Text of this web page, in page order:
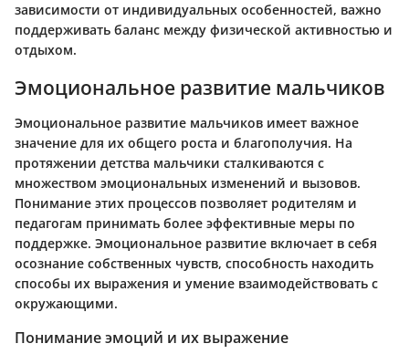
зависимости от индивидуальных особенностей, важно
поддерживать баланс между физической активностью и
отдыхом.
Эмоциональное развитие мальчиков
Эмоциональное развитие мальчиков имеет важное
значение для их общего роста и благополучия. На
протяжении детства мальчики сталкиваются с
множеством эмоциональных изменений и вызовов.
Понимание этих процессов позволяет родителям и
педагогам принимать более эффективные меры по
поддержке. Эмоциональное развитие включает в себя
осознание собственных чувств, способность находить
способы их выражения и умение взаимодействовать с
окружающими.
Понимание эмоций и их выражение